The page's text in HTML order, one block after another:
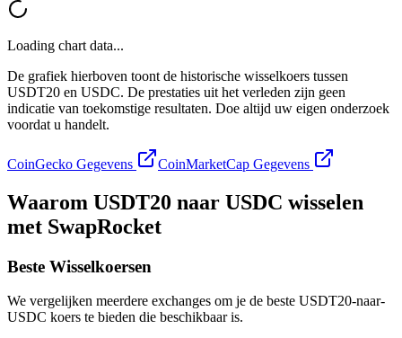
Loading chart data...
De grafiek hierboven toont de historische wisselkoers tussen
USDT20 en USDC. De prestaties uit het verleden zijn geen
indicatie van toekomstige resultaten. Doe altijd uw eigen onderzoek
voordat u handelt.
CoinGecko Gegevens CoinMarketCap Gegevens
Waarom USDT20 naar USDC wisselen
met SwapRocket
Beste Wisselkoersen
We vergelijken meerdere exchanges om je de beste USDT20-naar-
USDC koers te bieden die beschikbaar is.